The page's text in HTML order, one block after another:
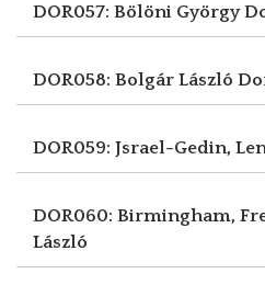
DOR057: Bölöni György
DOR058: Bolgár László
DOR059: Jsrael-Gedin,
DOR060: Birmingham,
László